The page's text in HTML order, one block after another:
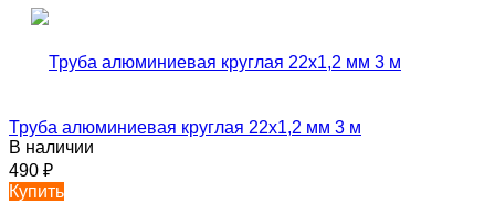
Труба алюминиевая круглая 22х1,2 мм 3 м
В наличии
490 ₽
Купить